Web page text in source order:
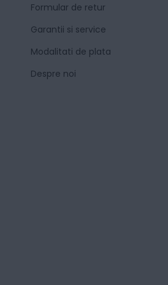
Formular de retur
Garantii si service
Modalitati de plata
Despre noi